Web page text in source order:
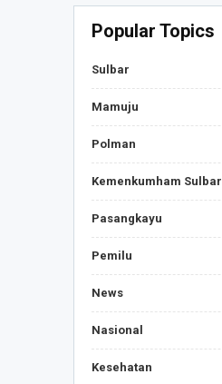
Popular Topics
Sulbar
Mamuju
Polman
Kemenkumham Sulbar
Pasangkayu
Pemilu
News
Nasional
Kesehatan